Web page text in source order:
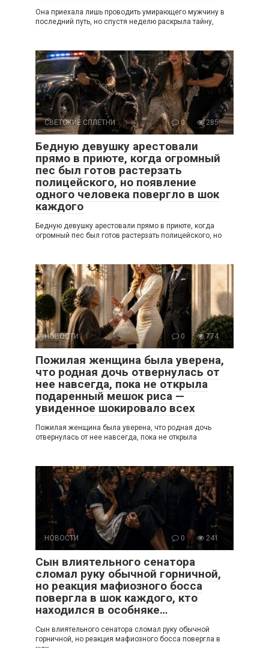
Она приехала лишь проводить умирающего мужчину в
последний путь, но спустя неделю раскрыла тайну,
СВЕТСКИЕ СПЛЕТНИ 0 285
Бедную девушку арестовали
прямо в приюте, когда огромный
пес был готов растерзать
полицейского, но появление
одного человека повергло в шок
каждого
Бедную девушку арестовали прямо в приюте, когда
огромный пес был готов растерзать полицейского, но
НОВОСТИ 0 774
Пожилая женщина была уверена,
что родная дочь отвернулась от
нее навсегда, пока не открыла
подаренный мешок риса —
увиденное шокировало всех
Пожилая женщина была уверена, что родная дочь
отвернулась от нее навсегда, пока не открыла
НОВОСТИ 0 241
Сын влиятельного сенатора
сломал руку обычной горничной,
но реакция мафиозного босса
повергла в шок каждого, кто
находился в особняке…
Сын влиятельного сенатора сломал руку обычной
горничной, но реакция мафиозного босса повергла в